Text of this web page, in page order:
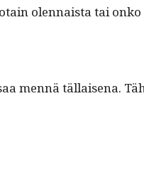
olen­naista tai onko
men­nä täl­laise­na.